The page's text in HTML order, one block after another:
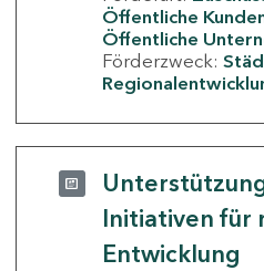
Öffentliche
Öffentliche
Förderzweck:
Initiativen für
Entwicklung